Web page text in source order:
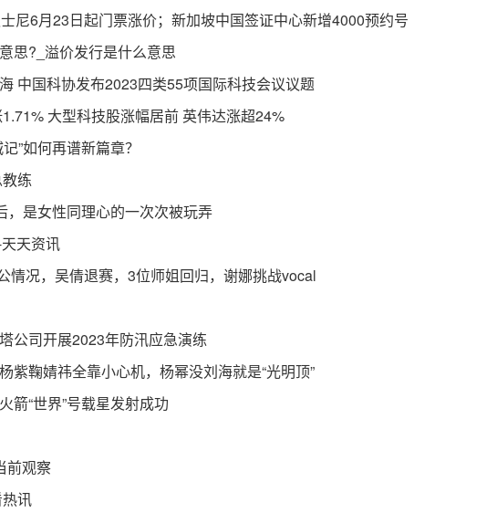
尼6月23日起门票涨价；新加坡中国签证中心新增4000预约号
思?_溢价发行是什么意思
中国科协发布2023四类55项国际科技会议议题
大型科技股涨幅居前 英伟达涨超24%
”如何再谱新篇章？
练
，是女性同理心的一次次被玩弄
天资讯
情况，吴倩退赛，3位师姐回归，谢娜挑战vocal
公司开展2023年防汛应急演练
紫鞠婧祎全靠小心机，杨幂没刘海就是“光明顶”
箭“世界”号载星发射成功
前观察
讯